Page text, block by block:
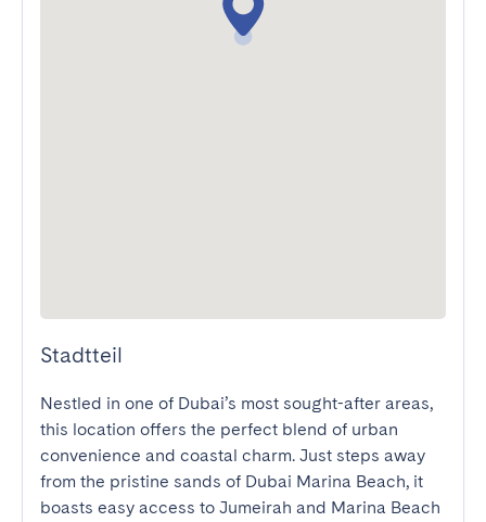
Stadtteil
Nestled in one of Dubai’s most sought-after areas,
this location offers the perfect blend of urban
convenience and coastal charm. Just steps away
from the pristine sands of Dubai Marina Beach, it
boasts easy access to Jumeirah and Marina Beach